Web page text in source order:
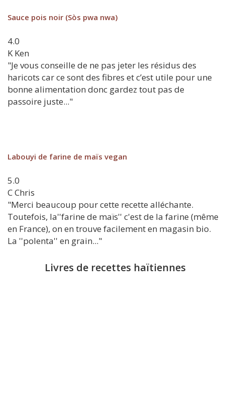
Sauce pois noir (Sòs pwa nwa)
4.0
K Ken
"Je vous conseille de ne pas jeter les résidus des
haricots car ce sont des fibres et c’est utile pour une
bonne alimentation donc gardez tout pas de
passoire juste..."
Labouyi de farine de maïs vegan
5.0
CChris
"Merci beaucoup pour cette recette alléchante.
Toutefois, la''farine de maïs'' c'est de la farine (même
en France), on en trouve facilement en magasin bio.
La ''polenta'' en grain..."
Livres de recettes haïtiennes